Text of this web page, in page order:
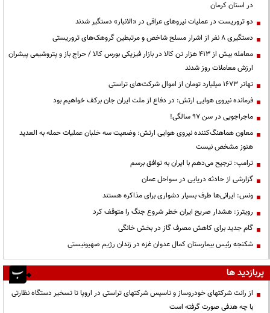
در استان کرمان
دو تروریست در عملیات نیروهای عراقی در «الانبار» دستگیر شدند
دستگیری ۸ نفر از اشرار مسلح شاخص و مرتبطین گروهک‌های تروریستی
معامله بیش از ۴۱۳ هزار تن کالا در بازار فیزیکی بورس کالا / حراج باز و پتروشیمی پیشران
ارزش معاملات روز شدند
تهاتر ۱۶۷۳ میلیارد تومان از اموال شرکت‌های تراستی
فرمانده نیروی هوایی ارتش: در دفاع از ملت ایران جان برکف خواهیم بود
ماجراجویی در سن ۹۷ سالگی!
معاون هماهنگ‌کننده نیروی هوایی ارتش: وضعیت سه خلبان عملیات حمله به العدید
هنوز مشخص نیست
ترامپ: ترجیح می‌دهم با ایران به توافق برسم
گزارشی از حادثه دریایی در سواحل عمان
ونس: ایرانی‌ها طرف بسیار دشواری برای مذاکره هستند
رویترز: هشدار صریح ایران خطر شروع جنگ را متوقف کرد
گام جدید برای کاهش مصرف گاز در بخش خانگی
شکنجه رئیس بیمارستان کمال عدوان غزه در زندان رژیم صهیونیستی
پربازدید ها
از رانت‌ شرکتهای خودروساز و تاسیس شرکتهای تراستی در اروپا تا تسخیر دستگاه نظارتی
با چه هدفی صورت گرفته است